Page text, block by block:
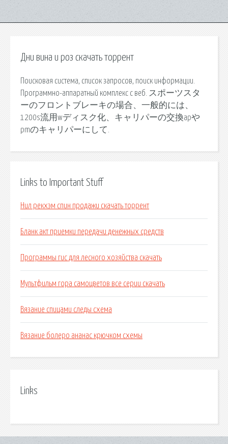
Дни вина и роз скачать торрент
Поисковая сиcтема, список запросов, поиск информации.
Программно-аппаратный комплекс с веб. スポーツスタ
ーのフロントブレーキの場合、一般的には、
1200s流用wディスク化、キャリパーの交換apや
pmのキャリパーにして.
Links to Important Stuff
Нил рекхэм спин продажи скачать торрент
Бланк акт приемки передачи денежных средств
Программы гис для лесного хозяйства скачать
Мультфильм гора самоцветов все серии скачать
Вязание спицами следы схема
Вязание болеро ананас крючком схемы
Links